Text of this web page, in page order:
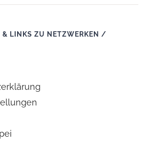
& LINKS ZU NETZWERKEN /